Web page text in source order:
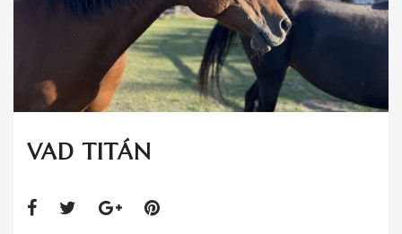
PÓNISULI
PROGRAMJAINK
TÁMOGATÓINK
VAD TITÁN